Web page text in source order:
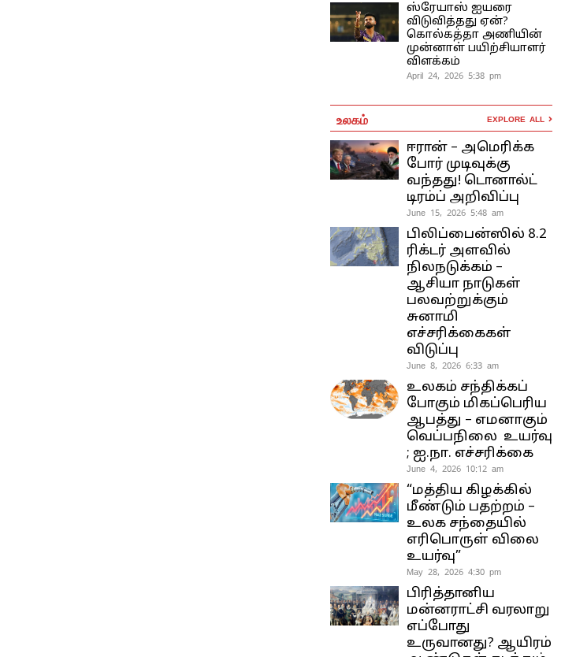
ஸ்ரேயாஸ் ஐயரை
விடுவித்தது ஏன்?
கொல்கத்தா அணியின்
முன்னாள் பயிற்சியாளர்
விளக்கம்
April 24, 2026 5:38 pm
உலகம் EXPLORE ALL
ஈரான் – அமெரிக்க
போர் முடிவுக்கு
வந்தது! டொனால்ட்
டிரம்ப் அறிவிப்பு
June 15, 2026 5:48 am
பிலிப்பைன்ஸில் 8.2
ரிக்டர் அளவில்
நிலநடுக்கம் –
ஆசியா நாடுகள்
பலவற்றுக்கும்
சுனாமி
எச்சரிக்கைகள்
விடுப்பு
June 8, 2026 6:33 am
உலகம் சந்திக்கப்
போகும் மிகப்பெரிய
ஆபத்து – எமனாகும்
வெப்பநிலை உயர்வு
; ஐ.நா. எச்சரிக்கை
June 4, 2026 10:12 am
“மத்திய கிழக்கில்
மீண்டும் பதற்றம் –
உலக சந்தையில்
எரிபொருள் விலை
உயர்வு”
May 28, 2026 4:30 pm
பிரித்தானிய
மன்னராட்சி வரலாறு
எப்போது
உருவானது? ஆயிரம்